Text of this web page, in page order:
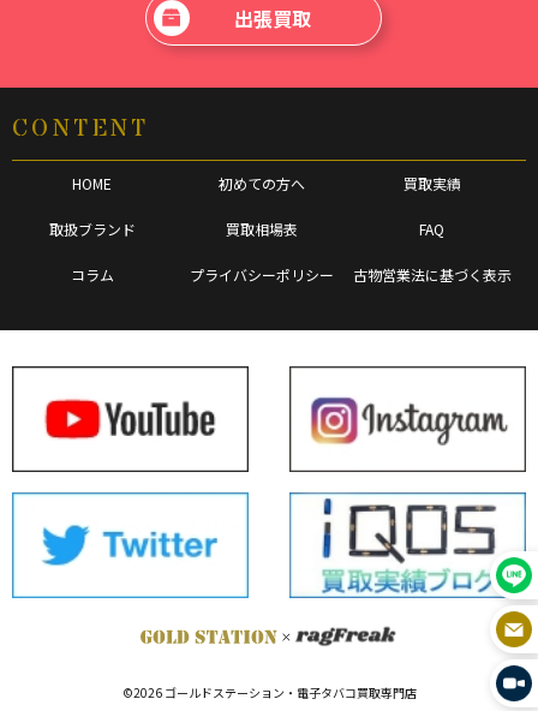
出張買取
CONTENT
HOME 初めての方へ 買取実績
取扱ブランド 買取相場表 FAQ
コラム プライバシーポリシー 古物営業法に基づく表示
©2026 ゴールドステーション・電子タバコ買取専門店